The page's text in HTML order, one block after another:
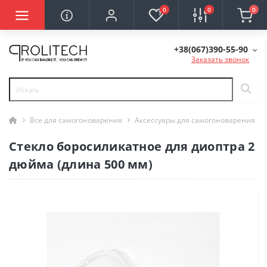
0 0 0
+38(067)390-55-90
Заказать звонок
Все для самогоноварения Аксессуары для самогоноварения
Стекло боросиликатное для диоптра 2
дюйма (длина 500 мм)